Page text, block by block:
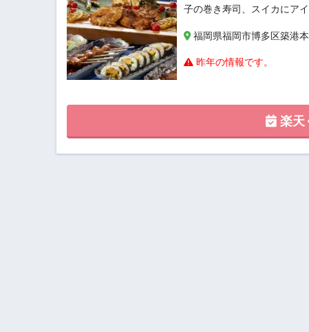
子の巻き寿司、スイカにア
福岡県福岡市博多区築港
昨年の情報です。
楽天